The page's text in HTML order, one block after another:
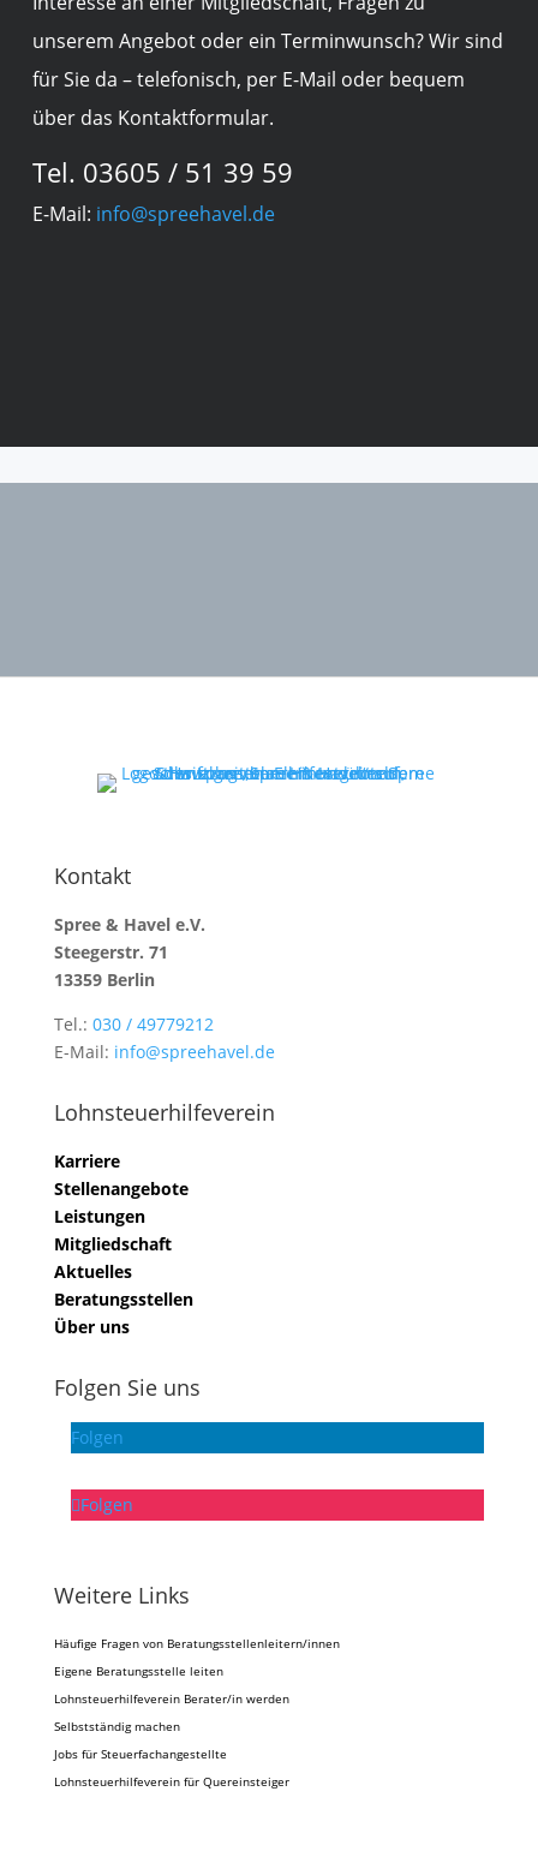
unserem Angebot oder ein Terminwunsch? Wir sind
für Sie da – telefonisch, per E-Mail oder bequem
über das Kontaktformular.
Tel. 03605 / 51 39 59
E-Mail: info@spreehavel.de
Kontakt
Spree & Havel e.V.
Steegerstr. 71
13359 Berlin
Tel.: 030 / 49779212
E-Mail: info@spreehavel.de
Lohnsteuerhilfeverein
Karriere
Stellenangebote
Leistungen
Mitgliedschaft
Aktuelles
Beratungsstellen
Über uns
Folgen Sie uns
Folgen
Folgen
Weitere Links
Häufige Fragen von Beratungsstellenleitern/innen
Eigene Beratungsstelle leiten
Lohnsteuerhilfeverein Berater/in werden
Selbstständig machen
Jobs für Steuerfachangestellte
Lohnsteuerhilfeverein für Quereinsteiger